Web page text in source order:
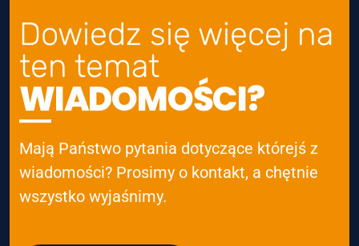
Dowiedz się więcej na
ten temat
WIADOMOŚCI?
Mają Państwo pytania dotyczące którejś z
wiadomości? Prosimy o kontakt, a chętnie
wszystko wyjaśnimy.